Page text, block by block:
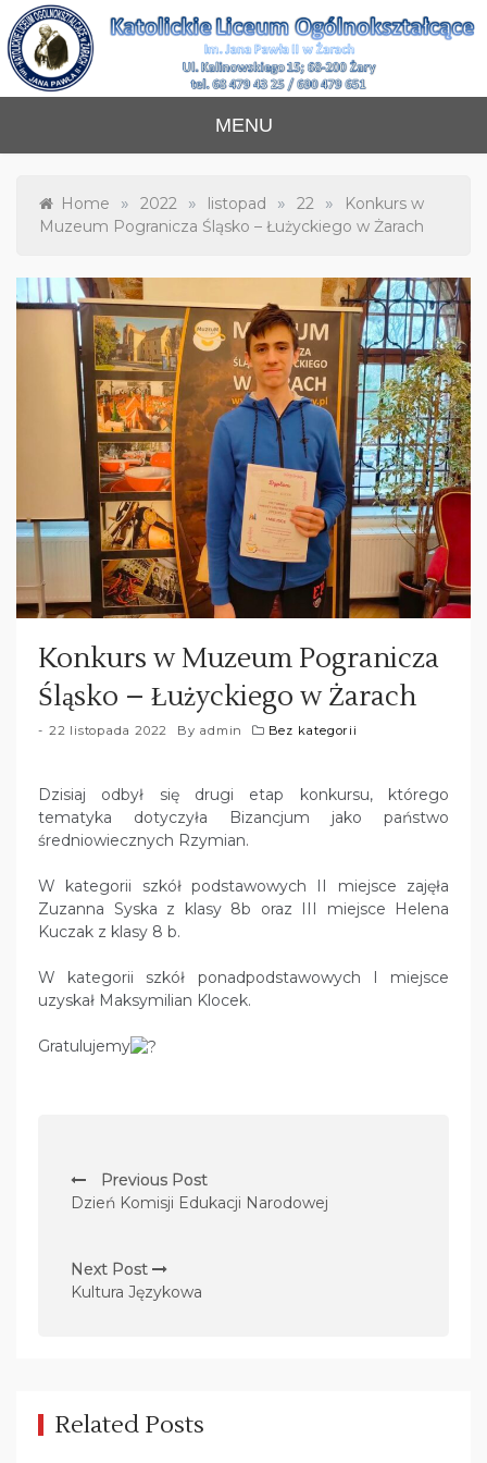
Skip
to
content
Katolickie Liceum
Ogólnokształcące
MENU
Home » 2022 » listopad » 22 »
Konkurs w
Muzeum Pogranicza Śląsko – Łużyckiego w Żarach
Konkurs w Muzeum Pogranicza
Śląsko – Łużyckiego w Żarach
22 listopada 2022 By admin Bez kategorii
Dzisiaj odbył się drugi etap konkursu, którego
tematyka dotyczyła Bizancjum jako państwo
średniowiecznych Rzymian.
W kategorii szkół podstawowych II miejsce zajęła
Zuzanna Syska z klasy 8b oraz III miejsce Helena
Kuczak z klasy 8 b.
W kategorii szkół ponadpodstawowych I miejsce
uzyskał Maksymilian Klocek.
Gratulujemy
a
i
g
a
Previous Post
Dzień Komisji Edukacji Narodowej
Next Post
Kultura Językowa
Related Posts